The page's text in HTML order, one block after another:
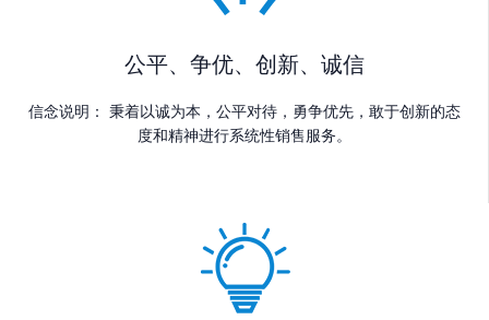
公平、争优、创新、诚信
信念说明： 秉着以诚为本，公平对待，勇争优先，敢于创新的态
度和精神进行系统性销售服务。